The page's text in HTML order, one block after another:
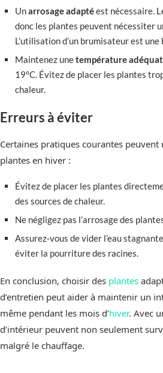
Unarrosage adaptéest nécessaire.
donc les plantes peuvent nécessiter
L’utilisation d’un brumisateur est
Maintenez unetempérature
19°C. Évitez de placer les plantes
chaleur.
Erreurs à éviter
Certaines pratiques courantes peuvent
plantes en hiver :
Évitez de placer les plantes
des sources de chaleur.
Ne négligez pas l’arrosage des
Assurez-vous de vider l’eau
éviter la pourriture des racines.
En conclusion, choisir des plantes
d’entretien peut aider à maintenir un
même pendant les mois d’hiver. Avec
d’intérieur peuvent non seulement
malgré le chauffage.